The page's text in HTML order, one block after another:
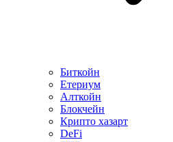
Биткойн
Етериум
Алткойн
Блокчейн
Крипто хазарт
DeFi